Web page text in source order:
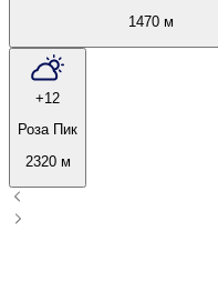
1470 м
+12
Роза Пик
2320 м